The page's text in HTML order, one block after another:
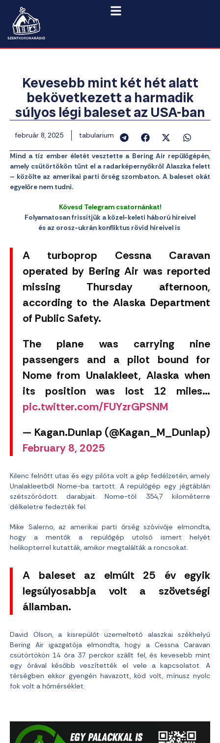
Kevesebb mint két hét alatt
bekövetkezett a harmadik
súlyos légi baleset az USA-ban
február 8, 2025 tabularium
Mind a tíz ember életét vesztette a Bering Air repülőgépén,
amely csütörtökön tűnt el a radarképernyőkről Alaszka felett
– közölte az amerikai parti őrség szombaton. A baleset okát
egyelőre nem tudni.
Kövesd Telegram csatornánkat!
Folyamatosan frissítjük a közel-keleti háború híreivel
és az orosz-ukrán konfliktus rövid híreivel is
A turboprop Cessna Caravan
operated by Bering Air was reported
missing Thursday afternoon,
according to the Alaska Department
of Public Safety.
The plane was carrying nine
passengers and a pilot bound for
Nome from Unalakleet, Alaska when
its position was lost 12 miles…
pic.twitter.com/FUYzrGPSNM
— Kagan.Dunlap (@Kagan_M_Dunlap)
February 8, 2025
Kilenc felnőtt utas és egy pilóta volt a gép fedélzetén, amely
Unalakleetből Nome-ba tartott. A repülőgép egy jégtáblán
szétszóródott darabjait Nome-tól 354,7 kilométerre
délkeletre fedezték fel.
Mike Salerno, az amerikai parti őrség szóvivője elmondta,
hogy a mentők a repülőgép utolsó ismert helyét
helikopterrel kutatták, amikor megtalálták a roncsokat.
A baleset az elmúlt 25 év egyik
legsúlyosabbja volt a szövetségi
államban.
David Olson, a kisrepülőt üzemeltető alaszkai székhelyű
Bering Air igazgatója elmondta, hogy a Cessna Caravan
csütörtökön 14 óra 37 perckor szállt fel, és kevesebb mint
egy órával később veszítették el vele a kapcsolatot. A
térségben ekkor gyengén havazott, köd volt, mínusz nyolc
fok volt a hőmérséklet.